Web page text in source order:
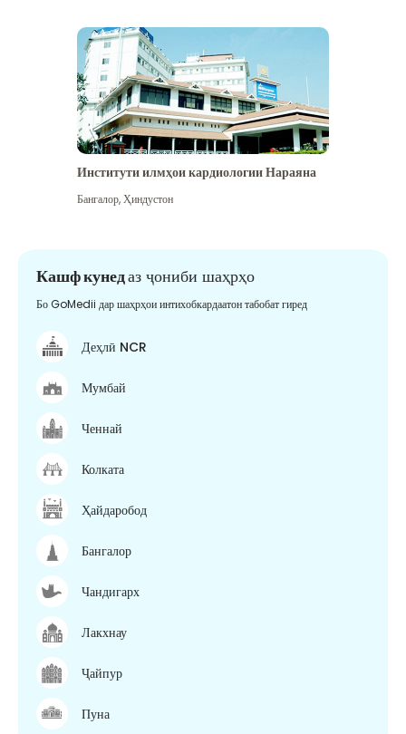
Институти илмҳои кардиологии Нараяна
Бангалор,Ҳиндустон
Кашф кунедаз ҷониби шаҳрҳо
Бо GoMedii дар шаҳрҳои интихобкардаатон табобат гиред
Деҳлӣ NCR
Мумбай
Ченнай
Колката
Ҳайдаробод
Бангалор
Чандигарх
Лакхнау
Ҷайпур
Пуна